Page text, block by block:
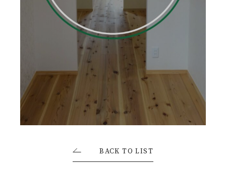
お問い合わせ・資料請求
モデルハウス来場予約
BACK TO LIST